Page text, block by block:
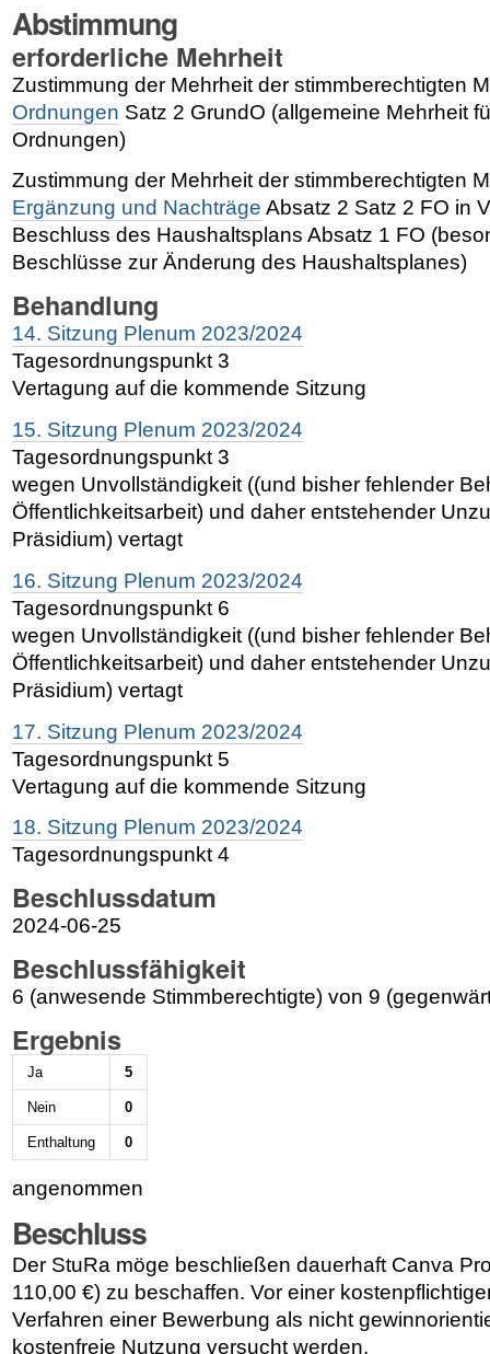
Abstimmung
erforderliche Mehrheit
Zustimmung der Mehrheit der stimmberechtigten
Ordnungen Satz 2 GrundO (allgemeine Mehrheit
Ordnungen)
Zustimmung der Mehrheit der stimmberechtigten
Ergänzung und Nachträge Absatz 2 Satz 2 FO in
Beschluss des Haushaltsplans Absatz 1 FO
Beschlüsse zur Änderung des Haushaltsplanes)
Behandlung
14. Sitzung Plenum 2023/2024
Tagesordnungspunkt 3
Vertagung auf die kommende Sitzung
15. Sitzung Plenum 2023/2024
Tagesordnungspunkt 3
wegen Unvollständigkeit ((und bisher fehlender
Öffentlichkeitsarbeit) und daher entstehender
Präsidium) vertagt
16. Sitzung Plenum 2023/2024
Tagesordnungspunkt 6
wegen Unvollständigkeit ((und bisher fehlender
Öffentlichkeitsarbeit) und daher entstehender
Präsidium) vertagt
17. Sitzung Plenum 2023/2024
Tagesordnungspunkt 5
Vertagung auf die kommende Sitzung
18. Sitzung Plenum 2023/2024
Tagesordnungspunkt 4
Beschlussdatum
2024-06-25
Beschlussfähigkeit
6 (anwesende Stimmberechtigte) von 9
Ergebnis
Ja 5
Nein 0
Enthaltung 0
angenommen
Beschluss
Der StuRa möge beschließen dauerhaft Canva
110,00 €) zu beschaffen. Vor einer
Verfahren einer Bewerbung als nicht
kostenfreie Nutzung versucht werden.